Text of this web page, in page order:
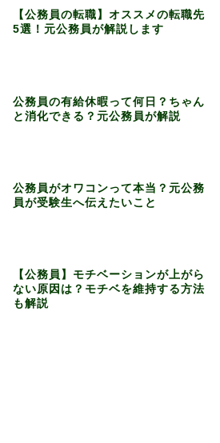
【公務員の転職】オススメの転職先
5選！元公務員が解説します
公務員の有給休暇って何日？ちゃん
と消化できる？元公務員が解説
公務員がオワコンって本当？元公務
員が受験生へ伝えたいこと
【公務員】モチベーションが上がら
ない原因は？モチベを維持する方法
も解説